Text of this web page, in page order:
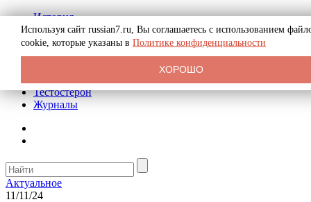
История
Биография
Криминал
Реклама на сайте
Тестостерон
Журналы
Актуальное
11/11/24
Используя сайт russian7.ru, Вы соглашаетесь с использованием
cookie, которые указаны в Политике конфиденциальности
ХОРОШО